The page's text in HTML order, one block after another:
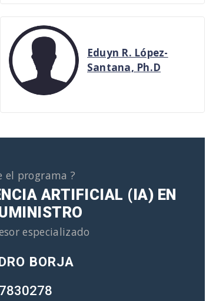
Eduyn R. López-
Santana, Ph.D
el programa ?
ARTIFICIAL (IA) EN
especializado
BORJA